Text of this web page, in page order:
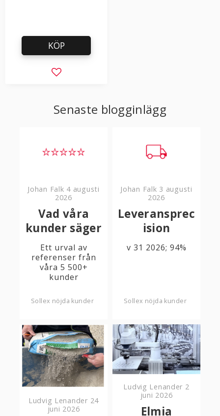
Lägg till i favoriter
KÖP
Senaste blogginlägg
Johan Falk 4 augusti
2026
Vad våra
kunder säger
Ett urval av
referenser från
våra 5 500+
kunder
Sollex nöjda kunder
Johan Falk 3 augusti
2026
Leveransprec
ision
v 31 2026; 94%
Sollex nöjda kunder
Ludvig Lenander 24
juni 2026
Ludvig Lenander 2
juni 2026
Elmia